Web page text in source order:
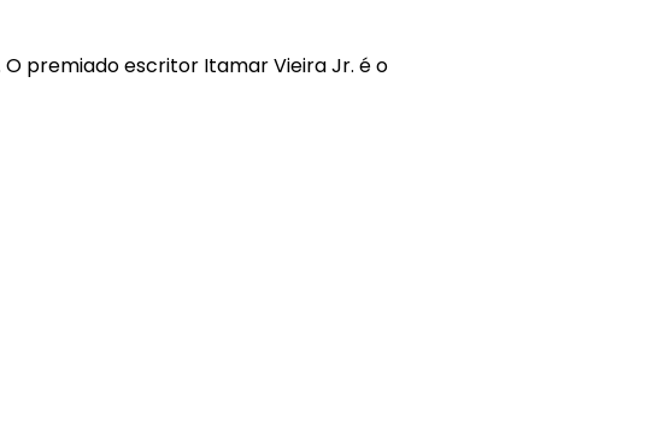
premiado escritor Itamar Vieira Jr. é o